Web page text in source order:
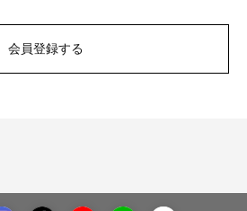
会員登録する